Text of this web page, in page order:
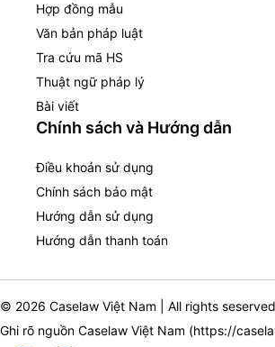
Hợp đồng mẫu
Văn bản pháp luật
Tra cứu mã HS
Thuật ngữ pháp lý
Bài viết
Chính sách và Hướng dẫn
Điều khoản sử dụng
Chính sách bảo mật
Hướng dẫn sử dụng
Hướng dẫn thanh toán
© 2026 Caselaw Việt Nam | All rights seserved
Ghi rõ nguồn Caselaw Việt Nam (https://